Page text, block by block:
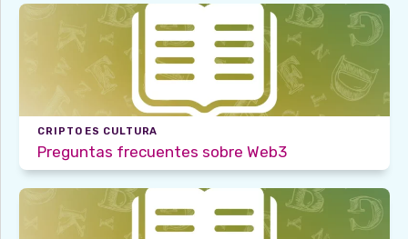
CRIPTO ES CULTURA
Preguntas frecuentes sobre Web3